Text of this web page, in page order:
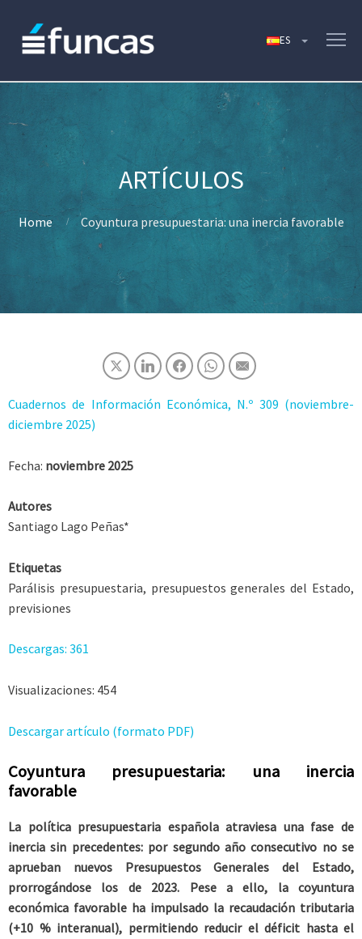
Home Coyuntura presupuestaria: una inercia favorable
Cuadernos de Información Económica, N.º 309 (noviembre-
diciembre 2025)
Fecha: noviembre 2025
Autores
Santiago Lago Peñas*
Etiquetas
Parálisis presupuestaria, presupuestos generales del Estado,
previsiones
Descargas: 361
Visualizaciones: 454
Descargar artículo (formato PDF)
Coyuntura presupuestaria: una inercia
favorable
La política presupuestaria española atraviesa una fase de
inercia sin precedentes: por segundo año consecutivo no se
aprueban nuevos Presupuestos Generales del Estado,
prorrogándose los de 2023. Pese a ello, la coyuntura
económica favorable ha impulsado la recaudación tributaria
(+10 % interanual), permitiendo reducir el déficit hasta el